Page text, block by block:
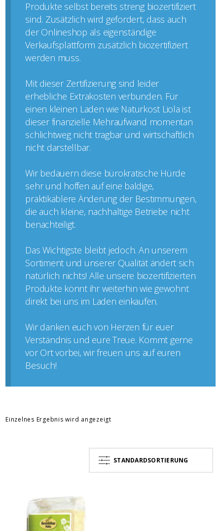
Produkte selbst bereits streng biozertifiziert
sind. Zusätzlich wird gefordert, dass auch
der Onlineshop als eigenständige
Verkaufsplattform zusätzlich biozertifiziert
werden muss.
Mit dieser Zertifizierung sind leider
erhebliche Extrakosten verbunden. Für
einen kleinen Laden wie Naturkost Liola ist
dieser finanzielle Mehraufwand momentan
schlichtweg nicht tragbar und wirtschaftlich
nicht darstellbar.
Wir bedauern diese bürokratische Hürde
sehr und hoffen auf eine baldige,
praktikablere Änderung der Bestimmungen,
die auch kleine, nachhaltige Betriebe nicht
benachteiligt.
Das Wichtigste bleibt jedoch. An unserem
Sortiment und unserer Qualität ändert sich
natürlich nichts! Alle unsere biozertifizierten
Produkte könnt ihr weiterhin wie gewohnt
direkt bei uns im Laden einkaufen.
Wir danken euch von Herzen für euer
Verständnis und eure Treue. Kommt gerne
vor Ort vorbei, wir freuen uns auf euren
Besuch!
Einzelnes Ergebnis wird angezeigt
STANDARDSORTIERUNG